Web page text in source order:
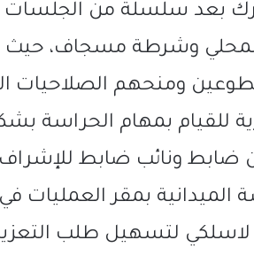
بعد سلسلة من الجلسات
وشرطة مسجاف، حيث
ومنحهم الصلاحيات
للقيام بمهام الحراسة
ضابط ونائب ضابط
بمقر العمليات
لتسهيل طلب